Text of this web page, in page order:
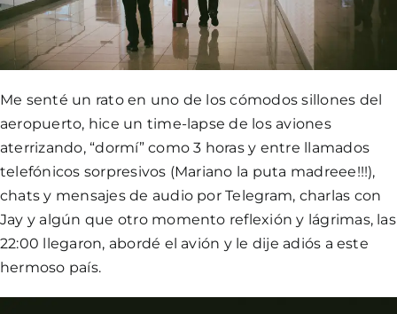
Me senté un rato en uno de los cómodos sillones del
aeropuerto, hice un time-lapse de los aviones
aterrizando, “dormí” como 3 horas y entre llamados
telefónicos sorpresivos (Mariano la puta madreee!!!),
chats y mensajes de audio por Telegram, charlas con
Jay y algún que otro momento reflexión y lágrimas, las
22:00 llegaron, abordé el avión y le dije adiós a este
hermoso país.